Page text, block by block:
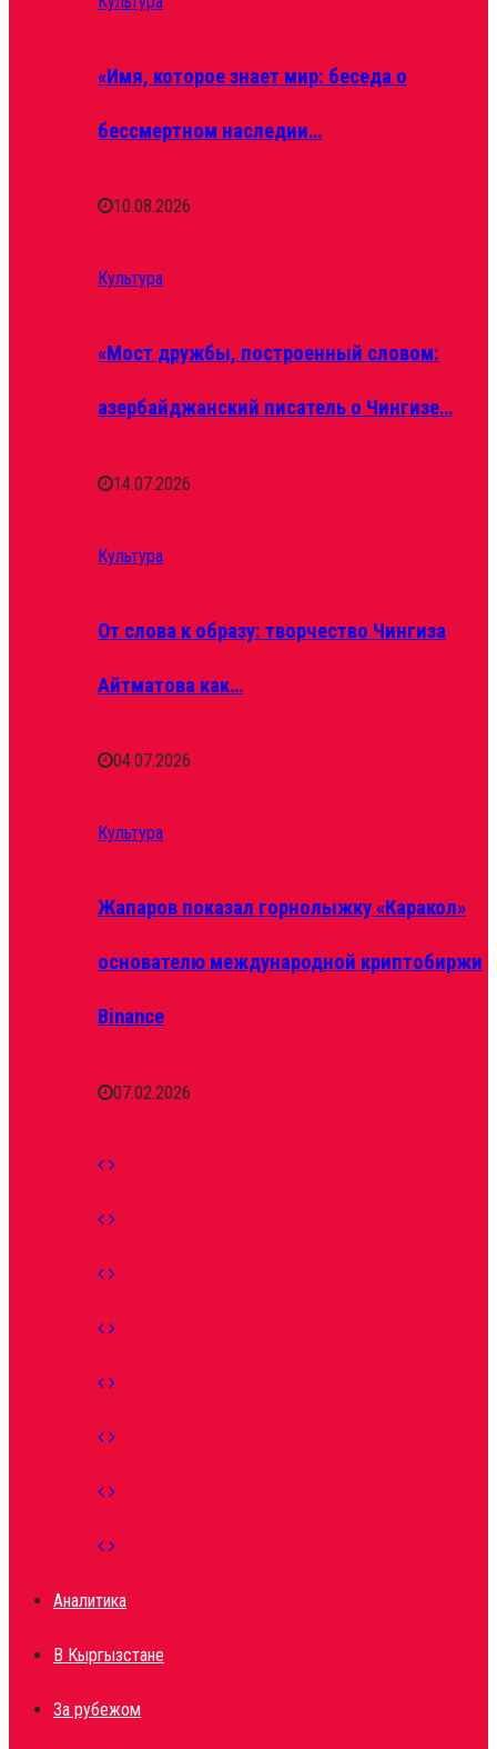
«Имя, которое знает мир: беседа о
бессмертном наследии…
10.08.2026
Культура
«Мост дружбы, построенный словом:
азербайджанский писатель о Чингизе…
14.07.2026
Культура
От слова к образу: творчество Чингиза
Айтматова как…
04.07.2026
Культура
Жапаров показал горнолыжку «Каракол»
основателю международной криптобиржи
Binance
07.02.2026
Аналитика
В Кыргызстане
За рубежом